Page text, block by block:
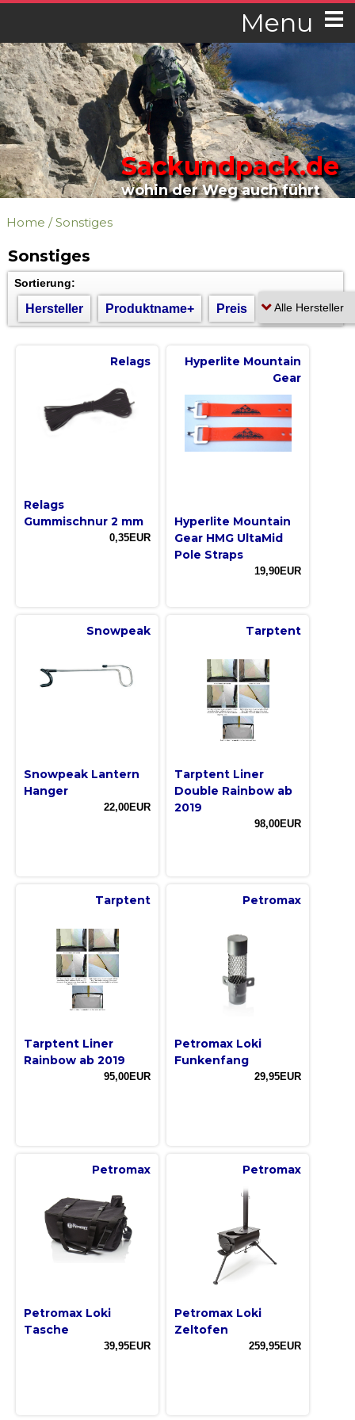
Menu
Sackundpack.de
wohin der Weg auch führt
Home /Sonstiges
Sonstiges
Sortierung:
Hersteller Produktname+ Preis
Relags
Relags
Gummischnur 2 mm
0,35EUR
Hyperlite Mountain
Gear
Hyperlite Mountain
Gear HMG UltaMid
Pole Straps
19,90EUR
Snowpeak
Snowpeak Lantern
Hanger
22,00EUR
Tarptent
Tarptent Liner
Double Rainbow ab
2019
98,00EUR
Tarptent
Tarptent Liner
Rainbow ab 2019
95,00EUR
Petromax
Petromax Loki
Funkenfang
29,95EUR
Petromax
Petromax Loki
Tasche
39,95EUR
Petromax
Petromax Loki
Zeltofen
259,95EUR